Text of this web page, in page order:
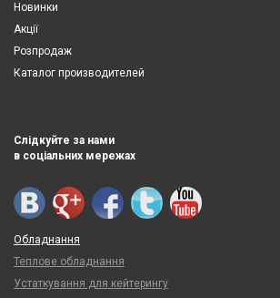
Новинки
Акції
Розпродаж
Каталог производителей
Слідкуйте за нами
в соціальних мережах
Обладнання
Теплове обладнання
Устаткування для кейтерингу